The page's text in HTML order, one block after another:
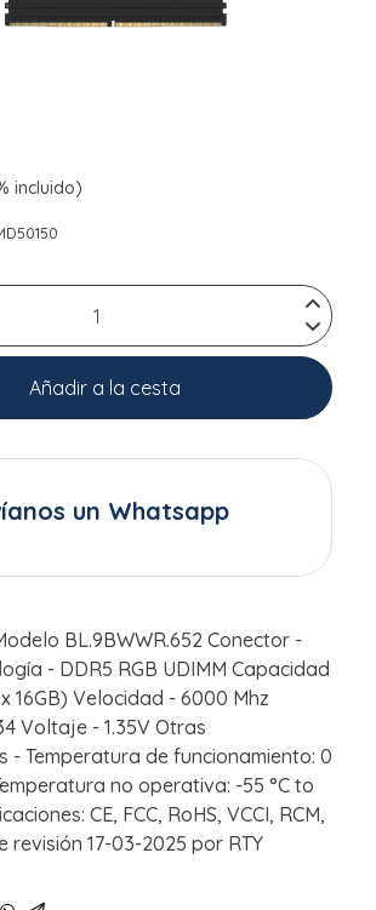
incluido)
Añadir a la cesta
un Whatsapp
BL.9BWWR.652 Conector -
- DDR5 RGB UDIMM Capacidad
16GB) Velocidad - 6000 Mhz
Voltaje - 1.35V Otras
- Temperatura de funcionamiento: 0
no operativa: -55 °C to
CE, FCC, RoHS, VCCI, RCM,
revisión 17-03-2025 por RTY